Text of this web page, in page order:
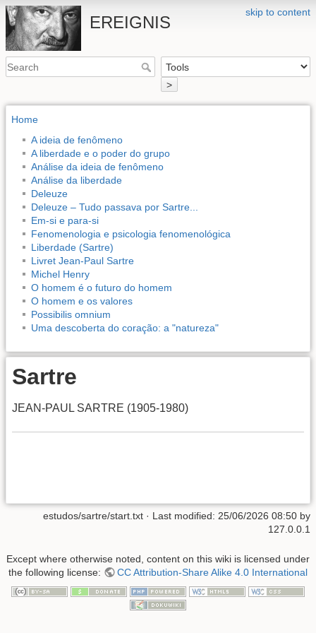
skip to content
EREIGNIS
>
Home
A ideia de fenômeno
A liberdade e o poder do grupo
Análise da ideia de fenômeno
Análise da liberdade
Deleuze
Deleuze – Tudo passava por Sartre...
Em-si e para-si
Fenomenologia e psicologia fenomenológica
Liberdade (Sartre)
Livret Jean-Paul Sartre
Michel Henry
O homem é o futuro do homem
O homem e os valores
Possibilis omnium
Uma descoberta do coração: a "natureza"
Sartre
JEAN-PAUL SARTRE (1905-1980)
estudos/sartre/start.txt · Last modified: 25/06/2026 08:50 by
127.0.0.1
Except where otherwise noted, content on this wiki is licensed under
the following license:
CC Attribution-Share Alike 4.0 International